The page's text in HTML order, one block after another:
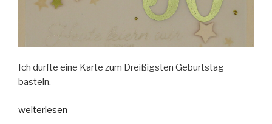
Ich durfte eine Karte zum Dreißigsten Geburtstag
basteln.
„Geburtstags-
weiterlesen